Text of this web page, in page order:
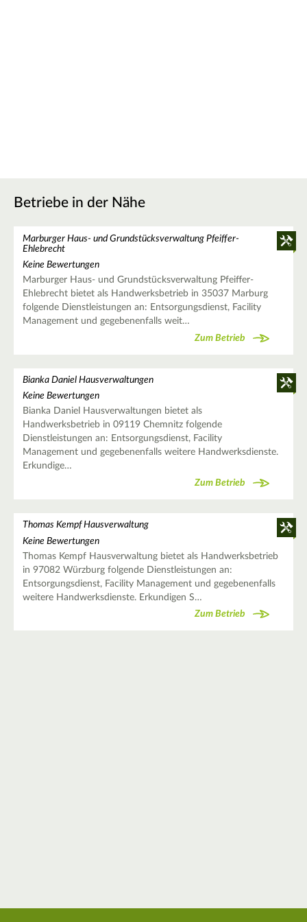
Betriebe in der Nähe
Marburger Haus- und Grundstücksverwaltung Pfeiffer-
Ehlebrecht
Keine Bewertungen
Marburger Haus- und Grundstücksverwaltung Pfeiffer-
Ehlebrecht bietet als Handwerksbetrieb in 35037 Marburg
folgende Dienstleistungen an: Entsorgungsdienst, Facility
Management und gegebenenfalls weit…
Zum Betrieb
Bianka Daniel Hausverwaltungen
Keine Bewertungen
Bianka Daniel Hausverwaltungen bietet als
Handwerksbetrieb in 09119 Chemnitz folgende
Dienstleistungen an: Entsorgungsdienst, Facility
Management und gegebenenfalls weitere Handwerksdienste.
Erkundige…
Zum Betrieb
Thomas Kempf Hausverwaltung
Keine Bewertungen
Thomas Kempf Hausverwaltung bietet als Handwerksbetrieb
in 97082 Würzburg folgende Dienstleistungen an:
Entsorgungsdienst, Facility Management und gegebenenfalls
weitere Handwerksdienste. Erkundigen S…
Zum Betrieb